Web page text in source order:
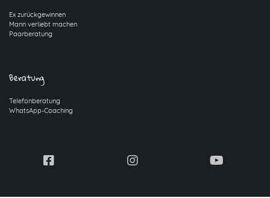
Ex zurückgewinnen
Mann verliebt machen
Paarberatung
Beratung
Telefonberatung
WhatsApp-Coaching